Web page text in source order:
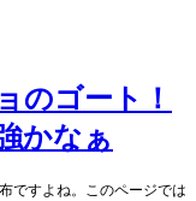
のゴート！
かなぁ
ですよね。このページでは